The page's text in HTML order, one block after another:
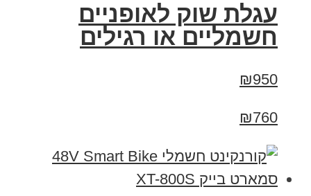
עגלת שוק לאופניים
חשמליים או רגילים
₪950
₪760